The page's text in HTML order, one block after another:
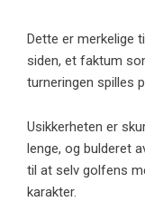
Dette er merkelige
siden, et faktum
turneringen spilles
Usikkerheten er
lenge, og bulderet
til at selv golfens
karakter.